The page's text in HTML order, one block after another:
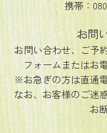
携帯：
お問
お問い合わせ、ご予
フォームまたはお
※お急ぎの方は直通
なお、お客様のご迷
お